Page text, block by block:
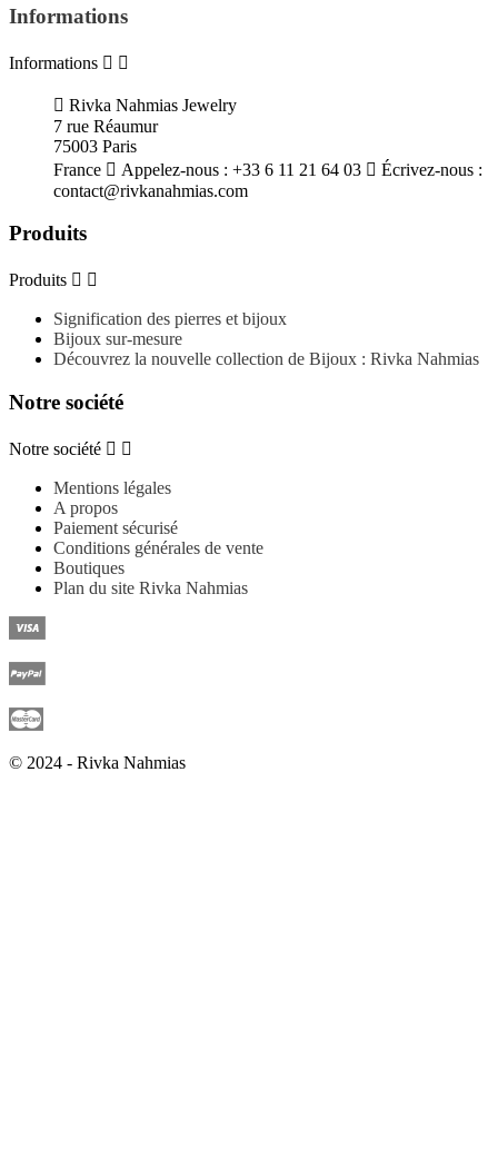
Informations
Informations  
 Rivka Nahmias Jewelry
7 rue Réaumur
75003 Paris
France  Appelez-nous : +33 6 11 21 64 03  Écrivez-nous :
contact@rivkanahmias.com
Produits
Produits  
Signification des pierres et bijoux
Bijoux sur-mesure
Découvrez la nouvelle collection de Bijoux : Rivka Nahmias
Notre société
Notre société  
Mentions légales
A propos
Paiement sécurisé
Conditions générales de vente
Boutiques
Plan du site Rivka Nahmias
© 2024 - Rivka Nahmias